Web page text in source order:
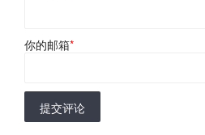
你的邮箱*
提交评论